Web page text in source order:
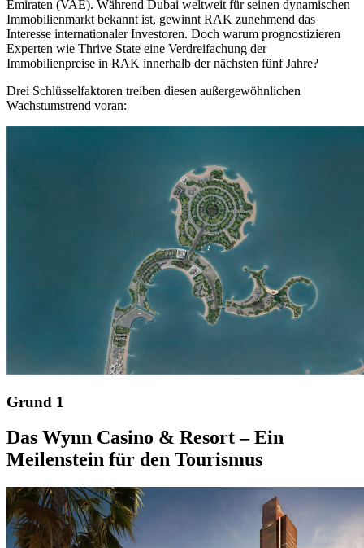
Emiraten (VAE). Während Dubai weltweit für seinen dynamischen
Immobilienmarkt bekannt ist, gewinnt RAK zunehmend das
Interesse internationaler Investoren. Doch warum prognostizieren
Experten wie Thrive State eine Verdreifachung der
Immobilienpreise in RAK innerhalb der nächsten fünf Jahre?
Drei Schlüsselfaktoren treiben diesen außergewöhnlichen
Wachstumstrend voran:
Grund 1
Das Wynn Casino & Resort – Ein
Meilenstein für den Tourismus